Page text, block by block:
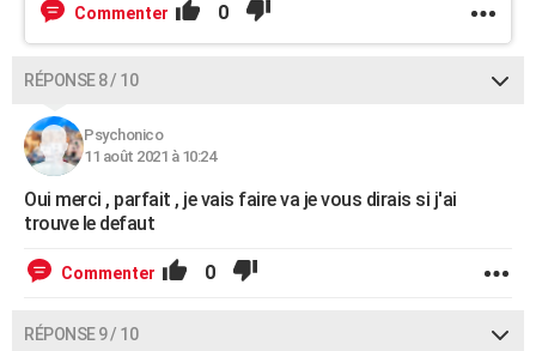
Commenter 0
RÉPONSE 8 / 10
Psychonico
11 août 2021 à 10:24
Oui merci , parfait , je vais faire va je vous dirais si j'ai
trouve le defaut
Commenter 0
RÉPONSE 9 / 10